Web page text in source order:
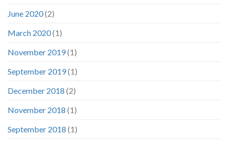
June 2020(2)
March 2020(1)
November 2019(1)
September 2019(1)
December 2018 (2)
November 2018 (1)
September 2018 (1)